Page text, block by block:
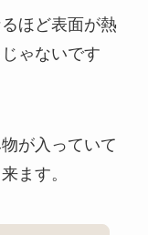
ほど表面が熱
ゃないです
が入っていて
ます。